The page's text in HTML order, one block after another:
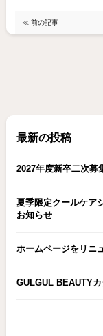
≪ 前の記事
最新の投稿
2027年度新卒二次募
夏季限定クールケア
お知らせ
ホームページをリニ
GULGUL BEAUTY